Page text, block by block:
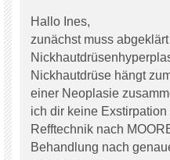
Hallo Ines,
zunächst muss
Nickhautdrüse hängt
einer Neoplasie
ich dir keine
Refftechnik nach
Behandlung nach